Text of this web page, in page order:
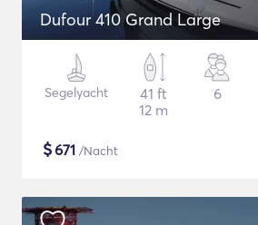
Dufour 410 Grand Large
Segelyacht
41 ft
12 m
6
$671 /Nacht